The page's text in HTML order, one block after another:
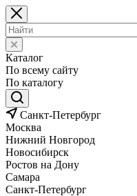
Каталог
По всему сайту
По каталогу
Санкт-Петербург
Москва
Нижний Новгород
Новосибирск
Ростов на Дону
Самара
Санкт-Петербург